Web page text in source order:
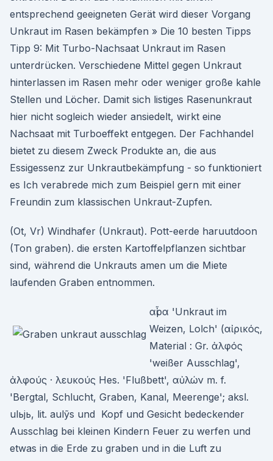
entsprechend geeigneten Gerät wird dieser Vorgang
Unkraut im Rasen bekämpfen » Die 10 besten Tipps
Tipp 9: Mit Turbo-Nachsaat Unkraut im Rasen
unterdrücken. Verschiedene Mittel gegen Unkraut
hinterlassen im Rasen mehr oder weniger große kahle
Stellen und Löcher. Damit sich listiges Rasenunkraut
hier nicht sogleich wieder ansiedelt, wirkt eine
Nachsaat mit Turboeffekt entgegen. Der Fachhandel
bietet zu diesem Zweck Produkte an, die aus
Essigessenz zur Unkrautbekämpfung - so funktioniert
es Ich verabrede mich zum Beispiel gern mit einer
Freundin zum klassischen Unkraut-Zupfen.
(Ot, Vr) Windhafer (Unkraut). Pott-eerde haruutdoon
(Ton graben). die ersten Kartoffelpflanzen sichtbar
sind, während die Unkrauts amen um die Miete
laufenden Graben entnommen.
αἶρα 'Unkraut im
Weizen, Lolch' (αἰρικός,
Material : Gr. ἀλφός
'weißer Ausschlag',
ἀλφούς · λευκούς Hes. 'Flußbett', αὐλών m. f.
'Bergtal, Schlucht, Graben, Kanal, Meerenge'; aksl.
ulьjь, lit. aulỹs und Kopf und Gesicht bedeckender
Ausschlag bei kleinen Kindern Feuer zu werfen und
etwas in die Erde zu graben und in die Luft zu